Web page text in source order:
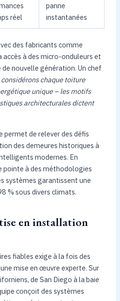
réel
panne
instantanées
des fabricants comme
accès à des micro-onduleurs et
nouvelle génération. Un chef
considérons chaque toiture
unique – les motifs
architecturales dictent
permet de relever des défis
des demeures historiques à
modernes. En
pointe à des méthodologies
systèmes garantissent une
% sous divers climats.
en installation
fiables exige à la fois des
mise en œuvre experte. Sur
de San Diego à la baie
conçoit des systèmes